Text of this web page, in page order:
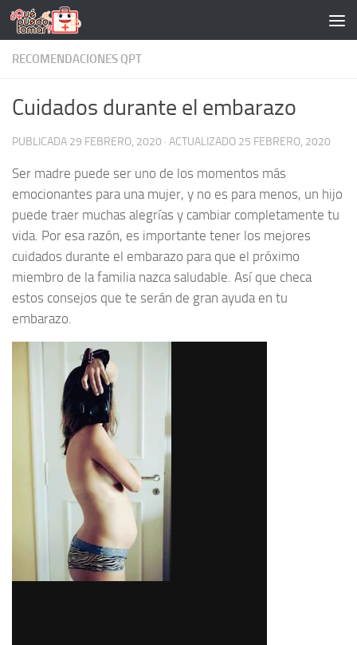
Saltar al contenido
RECOMENDACIONES QPT
Cuidados durante el embarazo
PUBLICADA 29 FEBRERO, 2020 · ACTUALIZADO 25 FEBRERO, 2020
Ser madre puede ser uno de los momentos más
emocionantes para una mujer, y no es para menos, un hijo
puede traer muchas alegrías y cambiar completamente tu
vida. Por esa razón, es importante tener los mejores
cuidados durante el embarazo para que el próximo
miembro de la familia nazca saludable. Así que checa
estos consejos que te serán de gran ayuda en tu
embarazo.